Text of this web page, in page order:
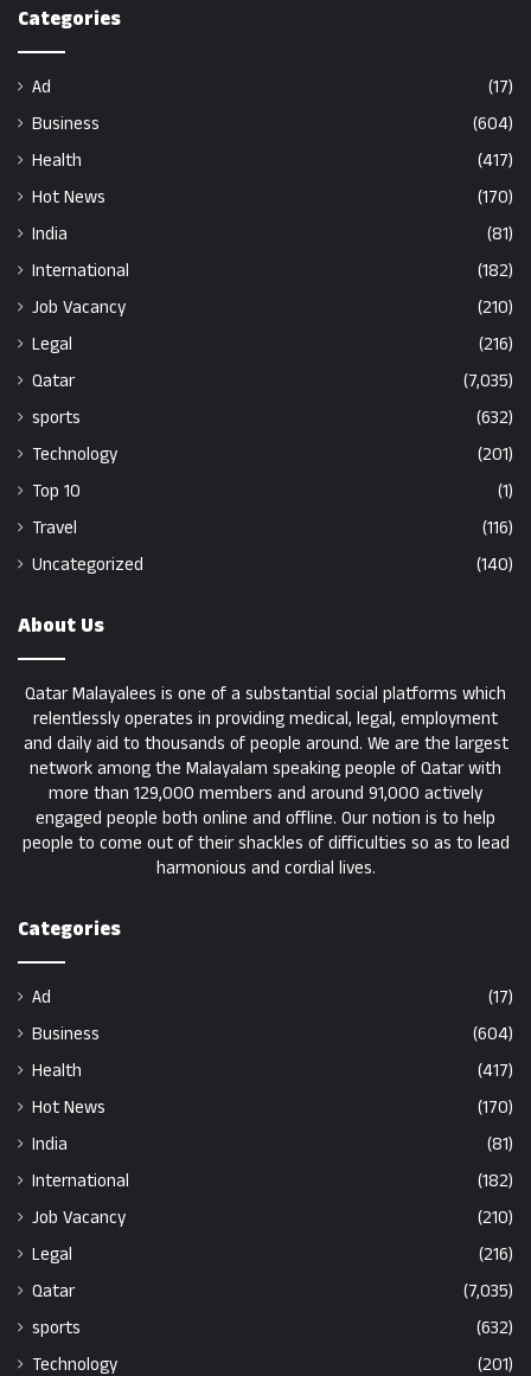
Categories
Ad
(17)
Business
(604)
Health
(417)
Hot News
(170)
India
(81)
International
(182)
Job Vacancy
(210)
Legal
(216)
Qatar
(7,035)
sports
(632)
Technology
(201)
Top 10
(1)
Travel
(116)
Uncategorized
(140)
About Us
Qatar Malayalees is one of a substantial social platforms which
relentlessly operates in providing medical, legal, employment
and daily aid to thousands of people around. We are the largest
network among the Malayalam speaking people of Qatar with
more than 129,000 members and around 91,000 actively
engaged people both online and offline. Our notion is to help
people to come out of their shackles of difficulties so as to lead
harmonious and cordial lives.
Categories
Ad
(17)
Business
(604)
Health
(417)
Hot News
(170)
India
(81)
International
(182)
Job Vacancy
(210)
Legal
(216)
Qatar
(7,035)
sports
(632)
Technology
(201)